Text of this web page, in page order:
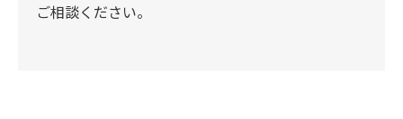
ご相談ください。